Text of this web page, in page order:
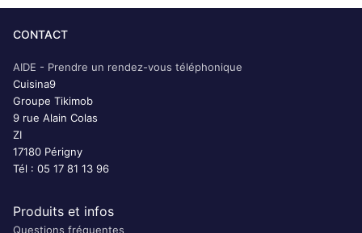
CONTACT
AIDE - Prendre un rendez-vous téléphonique
Cuisina9
Groupe Tikimob
9 rue Alain Colas
ZI
17180 Périgny
Tél : 05 17 81 13 96
Produits et infos
Questions fréquentes